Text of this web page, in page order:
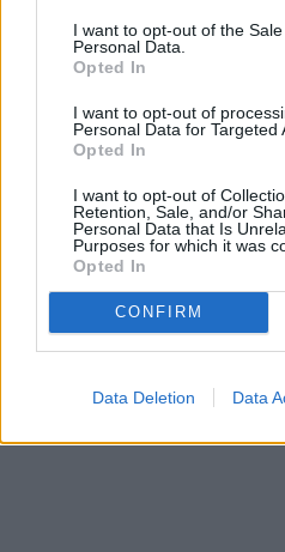
cualquier momento entrando de
visitando nuestra política de
I want to opt-out of the
Personal Data.
Opted In
I want to opt-out of
Personal Data for Targeted
Opted In
I want to opt-out of
Retention, Sale, and/or
Personal Data that Is
Purposes for which it was
Opted In
CONFIRM
Data Deletion Data